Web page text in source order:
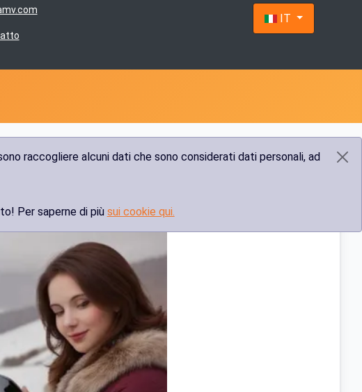
Seleziona la
IT
raccogliere alcuni dati che sono considerati dati personali, ad
Per saperne di più sui cookie qui.